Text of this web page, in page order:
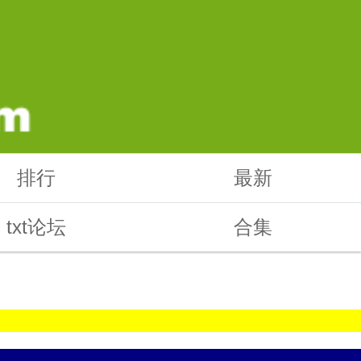
排行 最新
txt论坛 合集